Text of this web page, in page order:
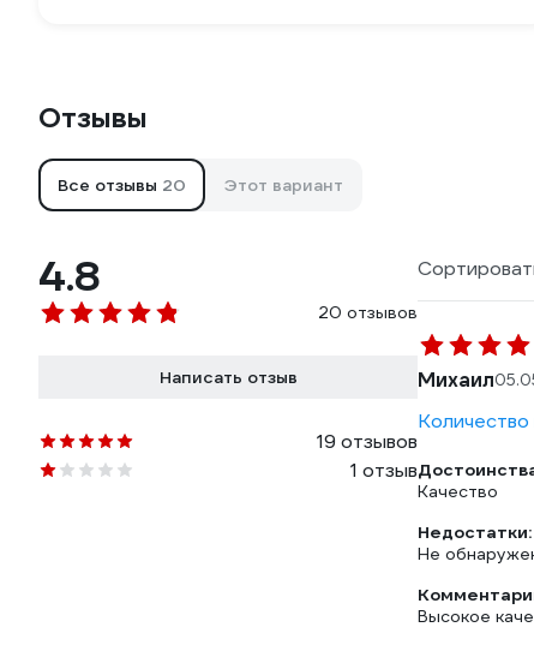
Отзывы
Все отзывы 20 Этот вариант
4.8
20 отзывов
Написать отзыв
19 отзывов
1 отзыв
Михаил
Качество
Недостатки:
Не
Высокое